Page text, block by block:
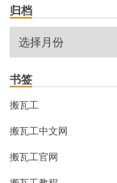
归档
书签
搬瓦工
搬瓦工中文网
搬瓦工官网